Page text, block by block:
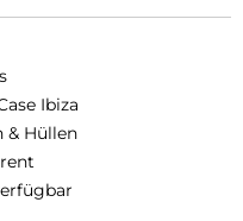
Ibiza
& Hüllen